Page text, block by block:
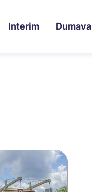
Interim Dumava